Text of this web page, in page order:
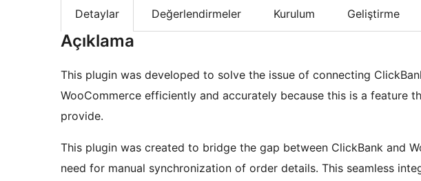
Detaylar Değerlendirmeler Kurulum Geliştirme
Açıklama
This plugin was developed to solve the issue of connecting
WooCommerce efficiently and accurately because this is a feature
provide.
This plugin was created to bridge the gap between ClickBank and
need for manual synchronization of order details. This seamless